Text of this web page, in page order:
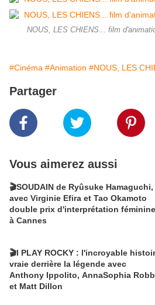
NOUS, LES CHIENS... film
#Cinéma #Animation #NOUS, LES
Partager
Vous aimerez aussi
🎬SOUDAIN de Ryûsuke Hamaguchi,
avec Virginie Efira et Tao Okamoto
double prix d'interprétation féminine
à Cannes
🎬I PLAY ROCKY : l'incroyable
vraie derrière la légende avec
Anthony Ippolito, AnnaSophia Robb
et Matt Dillon